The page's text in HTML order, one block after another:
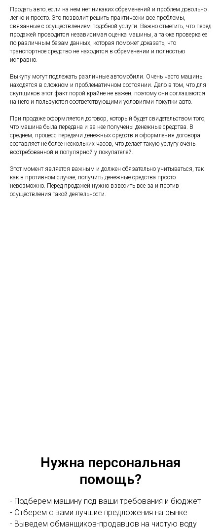
Продать авто, если на нем нет никаких обременений и проблем довольно
легко и просто. Это позволит решить практически все проблемы,
связанные с осуществлением подобной услуги. Важно отметить, что перед
продажей проводится независимая оценка машины, а также проверка ее
по различным базам данных, которая поможет доказать, что
транспортное средство не находится в обременении и полностью
исправно.
Выкупу могут подлежать различные автомобили. Очень часто машины
находятся в сложном и проблематичном состоянии. Дело в том, что для
скупщиков этот факт порой крайне не важен, поэтому они соглашаются
на него и пользуются соответствующими условиями покупки авто.
При продаже оформляется договор, который будет свидетельством того,
что машина была передана и за нее получены денежные средства. В
среднем, процесс передачи денежных средств и оформления договора
составляет не более нескольких часов, что делает такую услугу очень
востребованной и популярной у покупателей.
Этот момент является важным и должен обязательно учитываться, так
как в противном случае, получить денежные средства просто
невозможно. Перед продажей нужно взвесить все за и против
осуществления такой деятельности.
Нужна персональная
помощь?
- Подберем машину под ваши требования и бюджет
- Отберем с вами лучшие предложения на рынке
- Выведем обманщиков-продавцов на чистую воду